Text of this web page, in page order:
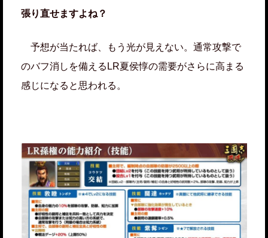
張り直せますよね？
予想が当たれば、もう光が見えない。通常攻撃で
のバフ消しを備えるLR夏侯惇の需要がさらに高まる
感じになると思われる。